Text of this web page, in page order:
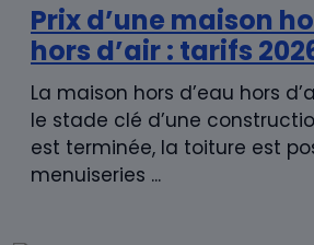
Prix d’une maison
hors d’air : tarifs
La maison hors d’eau hors
le stade clé d’une
est terminée, la toiture est
menuiseries ...